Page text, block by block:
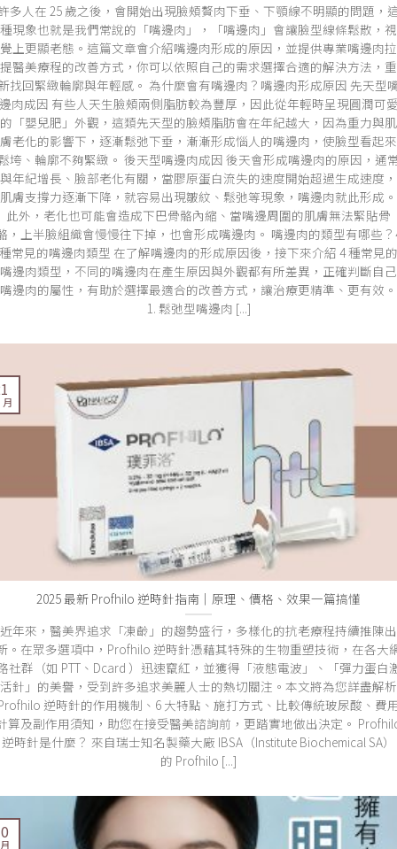
多人在 25 歲之後，會開始出現臉頰贅肉下垂、下顎線不明顯的問題，
種現象也就是我們常說的「嘴邊肉」，「嘴邊肉」會讓臉型線條鬆散，視
覺上更顯老態。這篇文章會介紹嘴邊肉形成的原因，並提供專業嘴邊肉拉
提醫美療程的改善方式，你可以依照自己的需求選擇合適的解決方法，重
找回緊緻輪廓與年輕感。 為什麼會有嘴邊肉？嘴邊肉形成原因 先天型
肉成因 有些人天生臉頰兩側脂肪較為豐厚，因此從年輕時呈現圓潤可
的「嬰兒肥」外觀，這類先天型的臉頰脂肪會在年紀越大，因為重力與肌
膚老化的影響下，逐漸鬆弛下垂，漸漸形成惱人的嘴邊肉，使臉型看起來
垮、輪廓不夠緊緻。 後天型嘴邊肉成因 後天會形成嘴邊肉的原因，通
與年紀增長、臉部老化有關，當膠原蛋白流失的速度開始超過生成速度，
肌膚支撐力逐漸下降，就容易出現皺紋、鬆弛等現象，嘴邊肉就此形成。
此外，老化也可能會造成下巴骨骼內縮、當嘴邊周圍的肌膚無法緊貼骨
，上半臉組織會慢慢往下掉，也會形成嘴邊肉。 嘴邊肉的類型有哪些
種常見的嘴邊肉類型 在了解嘴邊肉的形成原因後，接下來介紹 4 種常見的
嘴邊肉類型，不同的嘴邊肉在產生原因與外觀都有所差異，正確判斷自己
嘴邊肉的屬性，有助於選擇最適合的改善方式，讓治療更精準、更有效。
1. 鬆弛型嘴邊肉 [...]
2025 最新 Profhilo 逆時針指南｜原理、價格、效果一篇搞懂
近年來，醫美界追求「凍齡」的趨勢盛行，多樣化的抗老療程持續推陳出
。在眾多選項中，Profhilo 逆時針憑藉其特殊的生物重塑技術，在各大
社群（如 PTT、Dcard ）迅速竄紅，並獲得「液態電波」、「彈力蛋白
活針」的美譽，受到許多追求美麗人士的熱切關注。本文將為您詳盡解析
逆時針的作用機制、6 大特點、施打方式、比較傳統玻尿酸、費
算及副作用須知，助您在接受醫美諮詢前，更踏實地做出決定。
逆時針是什麼？ 來自瑞士知名製藥大廠 IBSA（Institute Biochemical SA）
的 Profhilo [...]